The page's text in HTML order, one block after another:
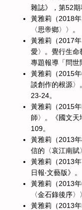
雜誌》，第52期
黃雅莉（2018
〈思帝鄉〉〉。
黃雅莉（2017
愛〉。覺行生命
專題報導「問世
黃雅莉（2015
談創作的根源〉
23-24。
黃雅莉（2015
師〉。《國文天
109。
黃雅莉（2013
信的〈哀江南賦
黃雅莉（2013
日報‧文藝版》。
黃雅莉（2013
〈金石錄後序
黃雅莉（2013